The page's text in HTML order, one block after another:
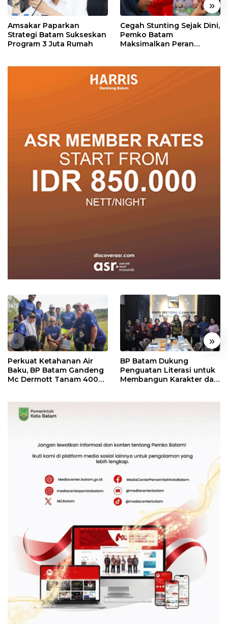
« »
Amsakar Paparkan
Strategi Batam Sukseskan
Program 3 Juta Rumah
Cegah Stunting Sejak Dini,
Pemko Batam
Maksimalkan Peran
« »
Perkuat Ketahanan Air
Baku, BP Batam Gandeng
Mc Dermott Tanam 400
BP Batam Dukung
Penguatan Literasi untuk
Membangun Karakter dan